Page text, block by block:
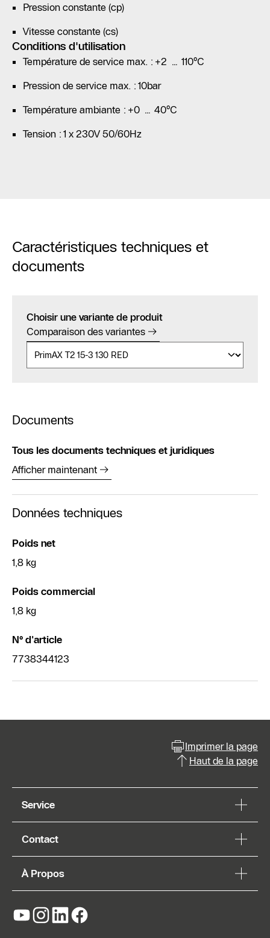
Pression constante (cp)
Vitesse constante (cs)
Conditions d'utilisation
Température de service max. : +2 … 110°C
Pression de service max. : 10bar
Température ambiante : +0 … 40°C
Tension : 1 x 230V 50/60Hz
Caractéristiques techniques et
documents
Choisir une variante de produit
Comparaison des variantes
Documents
Tous les documents techniques et juridiques
Afficher maintenant
Données techniques
Poids net
1,8 kg
Poids commercial
1,8 kg
N° d'article
7738344123
Imprimer la page
Haut de la page
Service
Contact
À Propos